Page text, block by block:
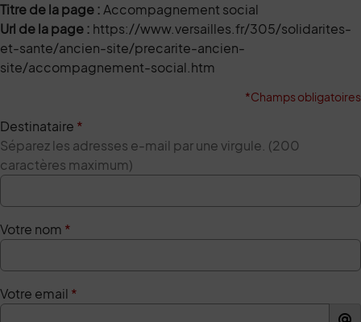
Titre de la page : Accompagnement social
Url de la page : https://www.versailles.fr/305/solidarites-
et-sante/ancien-site/precarite-ancien-
site/accompagnement-social.htm
*Champs obligatoires
Destinataire *
Séparez les adresses e-mail par une virgule. (200
caractères maximum)
Votre nom *
Votre email *